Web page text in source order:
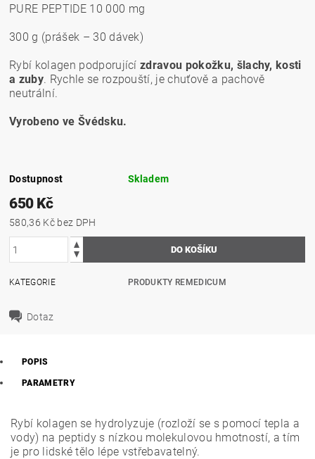
PURE PEPTIDE 10 000 mg
300 g (prášek – 30 dávek)
Rybí kolagen podporujícízdravou pokožku, šlachy, kosti
a zuby. Rychle se rozpouští, je chuťově a pachově
neutrální.
Vyrobeno ve Švédsku.
Dostupnost Skladem
650 Kč
580,36 Kč bez DPH
KATEGORIE PRODUKTY REMEDICUM
Dotaz
POPIS
PARAMETRY
Rybí kolagen se hydrolyzuje (rozloží se s pomocí tepla a
vody) na peptidy s nízkou molekulovou hmotností, a tím
je pro lidské tělo lépe vstřebavatelný.